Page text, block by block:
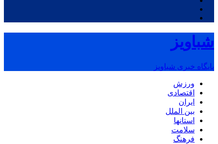
شباویز
پایگاه خبری شباویز
ورزش
اقتصادی
ایران
بین الملل
استانها
سلامت
فرهنگ